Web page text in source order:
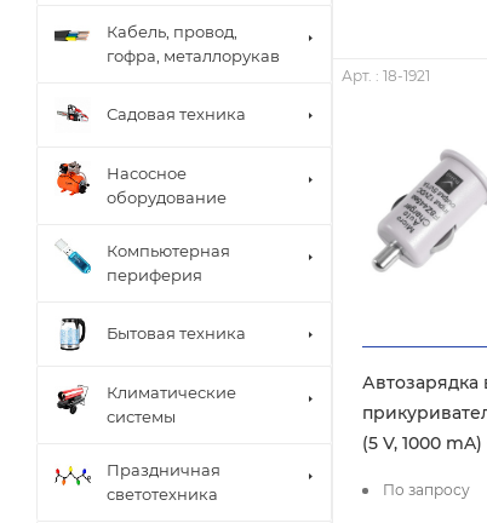
Арт. : 18-1921
Автозарядка
(5 V, 1000
По запросу
Кабель, провод,
гофра, металлорукав
Садовая техника
Насосное
оборудование
Компьютерная
периферия
Бытовая техника
Климатические
системы
Праздничная
светотехника